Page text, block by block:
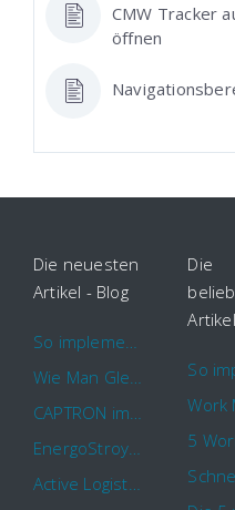
CMW Tracker
öffnen
Die neuesten
Artikel - Blog
Die